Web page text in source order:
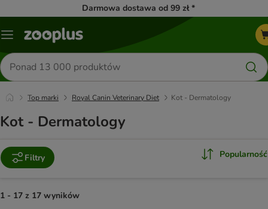
Darmowa dostawa od 99 zł *
Menu
Szukaj
produktów
Top marki Royal Canin Veterinary Diet Kot - Dermatology
Kot - Dermatology
Filtry Popularność
1 - 17 z 17 wyników